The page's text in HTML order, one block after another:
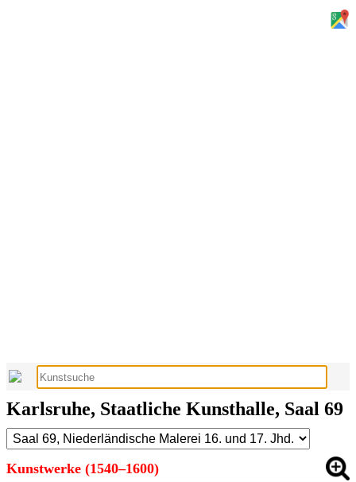
Karlsruhe, Staatliche Kunsthalle, Saal 69
Kunstwerke (1540–1600)